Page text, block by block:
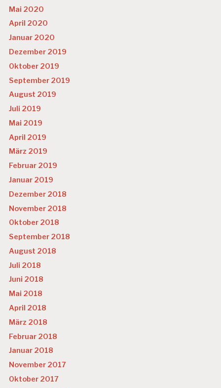
IE
R
N
G
S
U
D
Mai 2020
April 2020
Januar 2020
Dezember 2019
Oktober 2019
September 2019
August 2019
Juli 2019
Mai 2019
April 2019
März 2019
Februar 2019
Januar 2019
Dezember 2018
November 2018
Oktober 2018
September 2018
August 2018
Juli 2018
Juni 2018
Mai 2018
April 2018
März 2018
Februar 2018
Januar 2018
November 2017
Oktober 2017